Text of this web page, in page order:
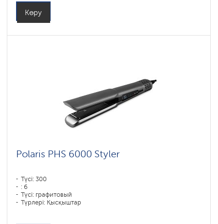
Көру
Polaris PHS 6000 Styler
Түсі: 300
: 6
Түсі: графитовый
Түрлері: Қысқыштар